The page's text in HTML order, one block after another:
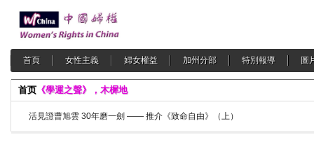
首頁 女性主義 婦女權益 加州分部 特別報導 圖
首页《學運之聲》，木樨地
活見證曹旭雲 30年磨一劍 —— 推介《致命自由》（上）